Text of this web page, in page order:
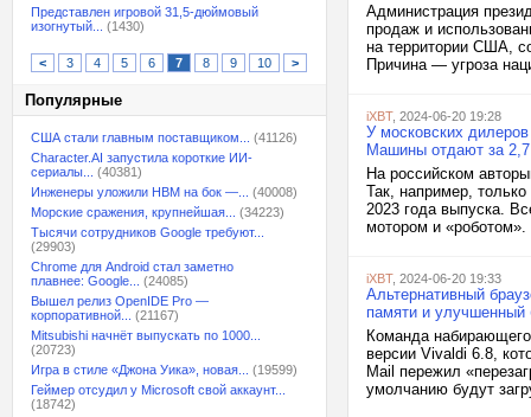
Представлен игровой 31,5-дюймовый
изогнутый...
(1430)
< 3 4 5 6 7 8 9 10 >
Популярные
США стали главным поставщиком...
(41126)
Character.AI запустила короткие ИИ-
сериалы...
(40381)
Инженеры уложили HBM на бок —...
(40008)
Морские сражения, крупнейшая...
(34223)
Тысячи сотрудников Google требуют...
(29903)
Chrome для Android стал заметно
плавнее: Google...
(24085)
Вышел релиз OpenIDE Pro —
корпоративной...
(21167)
Mitsubishi начнёт выпускать по 1000...
(20723)
Игра в стиле «Джона Уика», новая...
(19599)
Геймер отсудил у Microsoft свой аккаунт...
(18742)
Администрация
продаж и
на территории США,
Причина — угроза
iXBT, 2024-06-20 19:28
У московских
Машины отдают за
На российском
Так, например,
2023 года выпуска.
мотором и
iXBT, 2024-06-20 19:33
Альтернативный
памяти и улучшенный
Команда
версии Vivaldi 6.8,
Mail пережил
умолчанию будут